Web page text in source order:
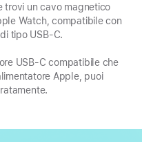
trovi un cavo magnetico
Watch, compatibile con
tipo USB‑C.
USB‑C compatibile che
Apple, puoi